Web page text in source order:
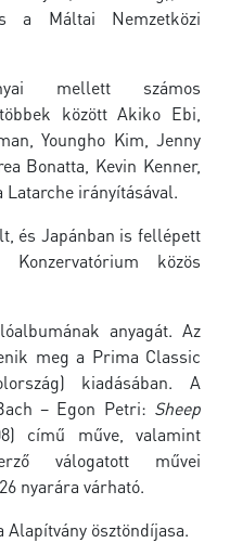
a Máltai Nemzetközi
mellett számos
között Akiko Ebi,
Youngho Kim, Jenny
Bonatta, Kevin Kenner,
Latarche irányításával.
és Japánban is fellépett
közös
anyagát. Az
meg a Prima Classic
kiadásában. A
– Egon Petri: Sheep
című műve, valamint
válogatott művei
nyarára várható.
ösztöndíjasa.